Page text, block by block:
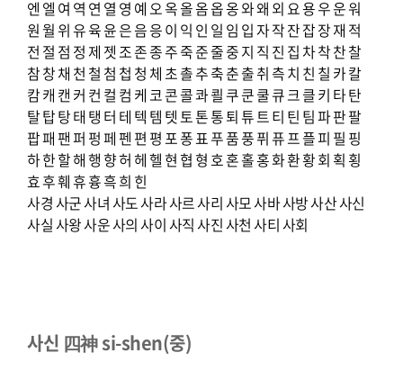
엔 엘 여 역 연 열 영 예 오옥올옴옵옹와왜 외 요용우운워
원월 위유육윤은음응이 익 인 일 임 입자작잔잡장재 적
전 절 점 정 제 젯 조존종주죽준줄중지 직 진 집 차착찬찰
참창채 천 철 첨 첩 청 체 초촐추축춘출취측치 친 칠 카칼
캄캐 캔 커 컨 컬 컴 케 코콘콜콰쾰 쿠쿤쿨큐크클키 타탄
탈탑탕태 탱 터 테 텍 템 텟 토톤통퇴튜트티 틴 팀파판팔
팝패팬퍼 펑페펜 편 평 포퐁표푸품풍퓌 퓨프플피 필 핑
하한할해행 향허헤헬 현협 형 호혼홀홍화환황회 획 횡
효 후훼휴흉흑희 힌
사경사군사녀사도사라사르사리사모사바사방사산사신
사실사왕사운사의사이사직사진사천사티사회
사신 四神 si-shen(중)